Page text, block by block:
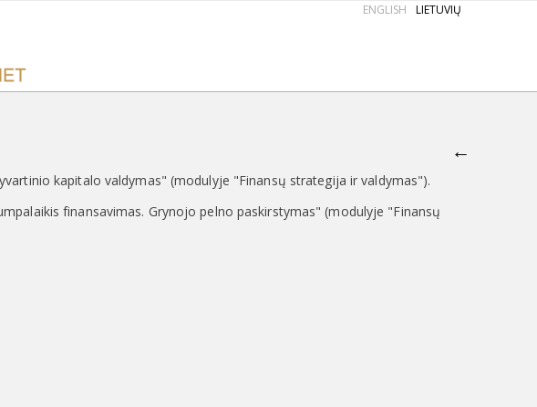
ENGLISH LIETUVIŲ
←
kapitalo valdymas" (modulyje "Finansų strategija ir valdymas").
finansavimas. Grynojo pelno paskirstymas" (modulyje "Finansų